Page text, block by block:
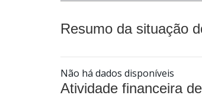
Resumo da situação
Não há dados disponíveis
Atividade financeira